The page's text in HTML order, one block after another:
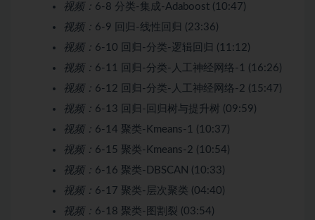
视频： 6-8 分类-集成-Adaboost (10:47)
视频： 6-9 回归-线性回归 (23:36)
视频： 6-10 回归-分类-逻辑回归 (11:12)
视频： 6-11 回归-分类-人工神经网络-1 (16:26)
视频： 6-12 回归-分类-人工神经网络-2 (15:47)
视频： 6-13 回归-回归树与提升树 (09:59)
视频： 6-14 聚类-Kmeans-1 (10:37)
视频： 6-15 聚类-Kmeans-2 (10:54)
视频： 6-16 聚类-DBSCAN (10:33)
视频： 6-17 聚类-层次聚类 (04:40)
视频： 6-18 聚类-图割裂 (03:54)